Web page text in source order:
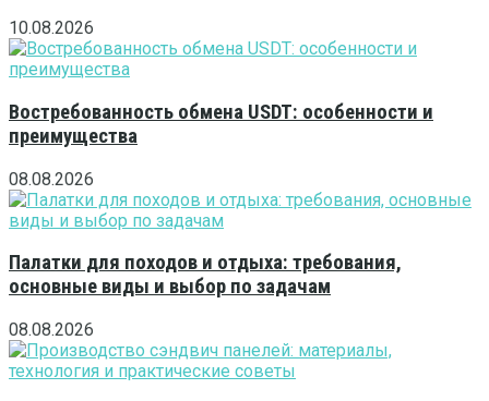
10.08.2026
Востребованность обмена USDT: особенности и
преимущества
08.08.2026
Палатки для походов и отдыха: требования,
основные виды и выбор по задачам
08.08.2026